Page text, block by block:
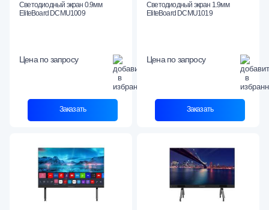
Светодиодный экран 0.9мм
EliteBoard DCMU1009
Цена по запросу
Заказать
Светодиодный экран 1.9мм
EliteBoard DCMU1019
Цена по запросу
Заказать